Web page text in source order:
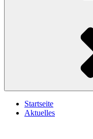
Startseite
Aktuelles